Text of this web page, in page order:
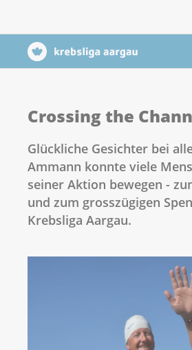
Crossing the
Glückliche Gesichter bei
Ammann konnte viele
seiner Aktion bewegen -
und zum grosszügigen
Krebsliga Aargau.